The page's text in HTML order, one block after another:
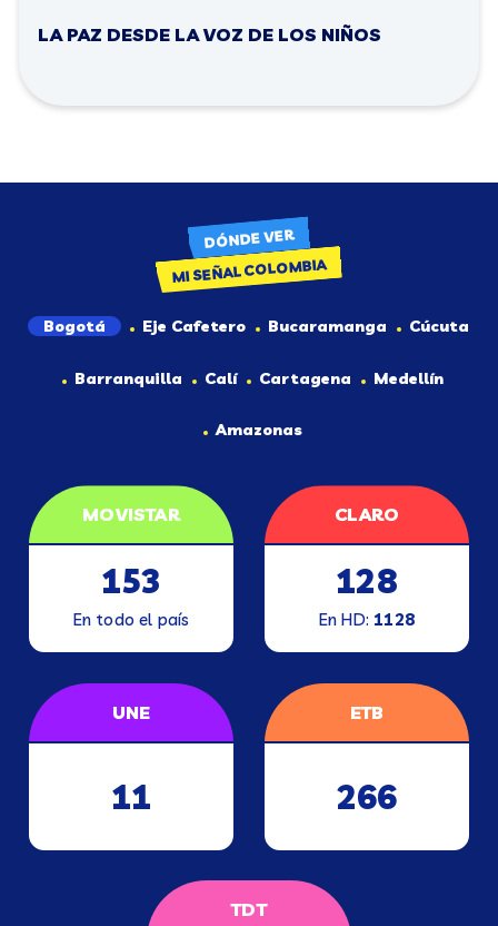
LA PAZ DESDE LA VOZ DE LOS NIÑOS
DÓNDE VER
MI SEÑAL COLOMBIA
Bogotá Eje Cafetero Bucaramanga Cúcuta
Barranquilla Calí Cartagena Medellín
Amazonas
MOVISTAR
153
En todo el país
CLARO
128
En HD:1128
UNE
11
ETB
266
TDT